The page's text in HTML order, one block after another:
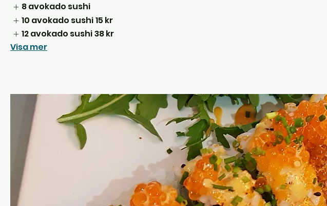
8 avokado sushi
10 avokado sushi15 kr
12 avokado sushi38 kr
Visa mer